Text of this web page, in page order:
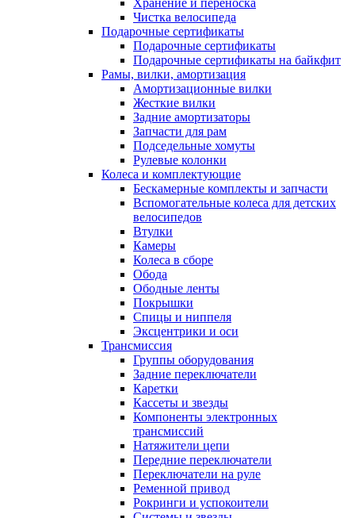
Чистка велосипеда
Подарочные сертификаты
Подарочные сертификаты
Подарочные сертификаты на байкфит
Рамы, вилки, амортизация
Амортизационные вилки
Жесткие вилки
Задние амортизаторы
Запчасти для рам
Подседельные хомуты
Рулевые колонки
Колеса и комплектующие
Бескамерные комплекты и запчасти
Вспомогательные колеса для детских
велосипедов
Втулки
Камеры
Колеса в сборе
Обода
Ободные ленты
Покрышки
Спицы и ниппеля
Эксцентрики и оси
Трансмиссия
Группы оборудования
Задние переключатели
Каретки
Кассеты и звезды
Компоненты электронных
трансмиссий
Натяжители цепи
Передние переключатели
Переключатели на руле
Ременной привод
Рокринги и успокоители